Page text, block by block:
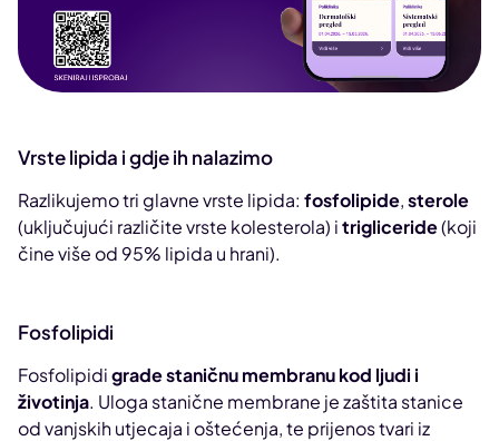
Vrste lipida i gdje ih nalazimo
Razlikujemo tri glavne vrste lipida: fosfolipide,sterole
(uključujući različite vrste kolesterola) itrigliceride(koji
čine više od 95% lipida u hrani).
Fosfolipidi
Fosfolipidigrade staničnu membranu kod ljudi i
životinja. Uloga stanične membrane je zaštita stanice
od vanjskih utjecaja i oštećenja, te prijenos tvari iz